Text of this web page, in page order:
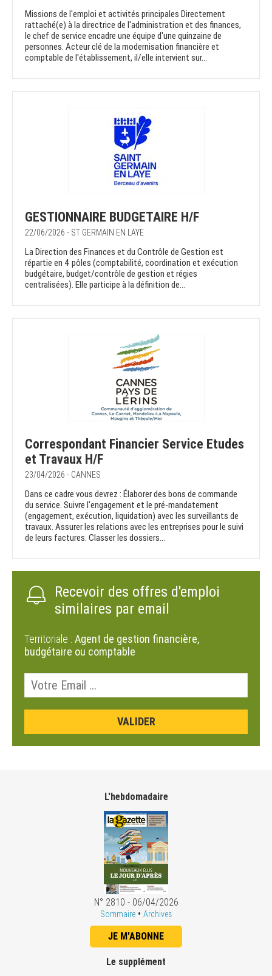
Missions de l'emploi et activités principales Directement
rattaché(e) à la directrice de l'administration et des finances,
le chef de service encadre une équipe d'une quinzaine de
personnes. Acteur clé de la modernisation financière et
comptable de l'établissement, il/elle intervient sur...
GESTIONNAIRE BUDGETAIRE H/F
22/06/2026 - ST GERMAIN EN LAYE
La Direction des Finances et du Contrôle de Gestion est
répartie en 4 pôles (comptabilité, coordination et exécution
budgétaire, budget/contrôle de gestion et régies
centralisées). Elle participe à la définition de...
Correspondant Financier Service Etudes
et Travaux H/F
23/04/2026 - CANNES
Dans ce cadre vous devrez : Élaborer des bons de commande
du service. Suivre l'engagement et le pré-mandatement
(engagement, exécution, liquidation) avec les surveillants de
travaux. Assurer les relations avec les entreprises pour le suivi
de leurs factures. Classer les dossiers...
Recevoir des offres d'emploi
similaires par email
Territoriale : Agent de gestion financière,
budgétaire ou comptable
L'hebdomadaire
N° 2810 - 06/04/2026
Sommaire • Archives
JE M'ABONNE
Le supplément